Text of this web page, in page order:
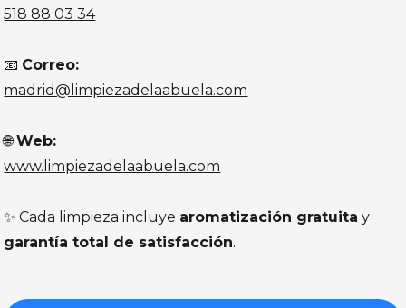
518 88 03 34
📧 Correo:
madrid@limpiezadelaabuela.com
🌐Web:
www.limpiezadelaabuela.com
✨ Cada limpieza incluye aromatización gratuita y
garantía total de satisfacción.